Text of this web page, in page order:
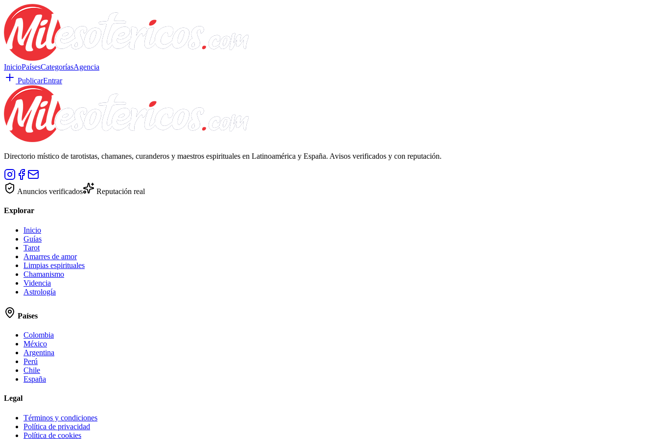
InicioPaísesCategoríasAgencia
PublicarEntrar
Directorio místico de tarotistas, chamanes, curanderos y maestros espirituales en Latinoamérica y España. Avisos verificados y con reputación.
Anuncios verificados Reputación real
Explorar
Inicio
Guías
Tarot
Amarres de amor
Limpias espirituales
Chamanismo
Videncia
Astrología
Países
Colombia
México
Argentina
Perú
Chile
España
Legal
Términos y condiciones
Política de privacidad
Política de cookies